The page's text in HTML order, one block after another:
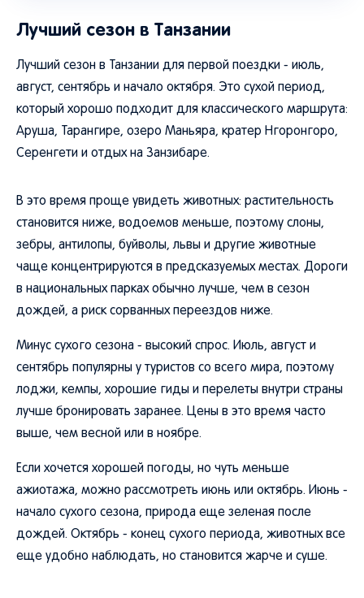
Лучший сезон в Танзании
Лучший сезон в Танзании для первой поездки - июль,
август, сентябрь и начало октября. Это сухой период,
который хорошо подходит для классического маршрута:
Аруша, Тарангире, озеро Маньяра, кратер Нгоронгоро,
Серенгети и отдых на Занзибаре.
В это время проще увидеть животных: растительность
становится ниже, водоемов меньше, поэтому слоны,
зебры, антилопы, буйволы, львы и другие животные
чаще концентрируются в предсказуемых местах. Дороги
в национальных парках обычно лучше, чем в сезон
дождей, а риск сорванных переездов ниже.
Минус сухого сезона - высокий спрос. Июль, август и
сентябрь популярны у туристов со всего мира, поэтому
лоджи, кемпы, хорошие гиды и перелеты внутри страны
лучше бронировать заранее. Цены в это время часто
выше, чем весной или в ноябре.
Если хочется хорошей погоды, но чуть меньше
ажиотажа, можно рассмотреть июнь или октябрь. Июнь -
начало сухого сезона, природа еще зеленая после
дождей. Октябрь - конец сухого периода, животных все
еще удобно наблюдать, но становится жарче и суше.